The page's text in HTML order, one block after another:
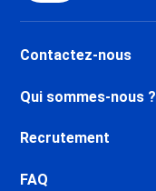
Contactez-nous
Qui sommes-nous ?
Recrutement
FAQ